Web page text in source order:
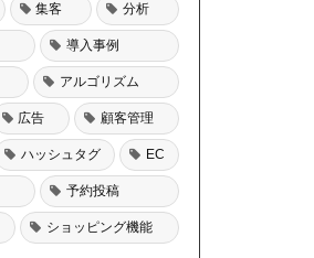
集客 分析
導入事例
アルゴリズム
広告 顧客管理
ハッシュタグ EC
予約投稿
ショッピング機能